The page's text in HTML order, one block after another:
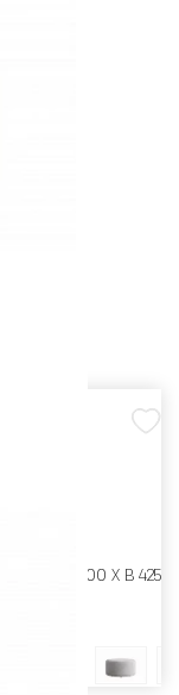
Ш 800 X Г 800 X В 425